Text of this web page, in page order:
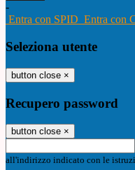
-
Entra con SPID Entra con
Seleziona utente
button close ×
Recupero password
button close ×
all'indirizzo indicato con le